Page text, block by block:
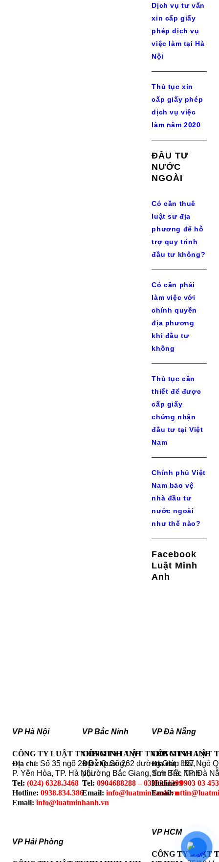
Dịch vụ tư vấn
xin cấp giấy
phép dịch vụ
việc làm tại Hà
Nội
Thủ tục xin
cấp giấy phép
dịch vụ việc
làm năm 2020
ĐẦU TƯ
NƯỚC
NGOÀI
Có cần thuê
luật sư địa
phương để hỗ
trợ quy trình
đầu tư không?
Có cần phải
làm việc với
chính quyền
địa phương
khi đầu tư
không
Thủ tục cần
thiết để được
cấp giấy
chứng nhận
đầu tư tại Việt
Nam
Chính phủ Việt
Nam bảo vệ
nhà đầu tư
nước ngoài
như thế nào?
Facebook
Luật Minh
Anh
VP Hà Nội
CÔNG TY LUẬT TNHH MINH ANH
Địa chỉ: Số 35 ngõ 23 Đỗ Quang,
P. Yên Hòa, TP. Hà Nội
Tel: (024) 6328.3468
Hotline: 0938.834.386
Email: info@luatminhanh.vn
VP Hải Phòng
VP Bắc Ninh
CÔNG TY LUẬT TNHH MINH ANH
Địa chỉ: Số 262 đường Giáp Hải,
phường Bắc Giang, tỉnh Bắc Ninh
Tel: 0904688288 – 0393251399
Email: info@luatminhanh.vn
VP Đà Nẵng
CÔNG TY LUẬT
Địa chỉ: 187 Ngô
Sơn Trà, TP. Đà
Hotline:0903 03
Email:
VP HCM
CÔNG TY LUẬT